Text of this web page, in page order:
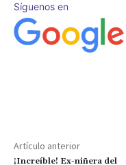
Síguenos en
Artículo anterior
¡Increíble! Ex-niñera del